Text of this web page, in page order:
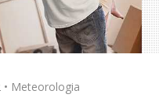
• Meteorologia